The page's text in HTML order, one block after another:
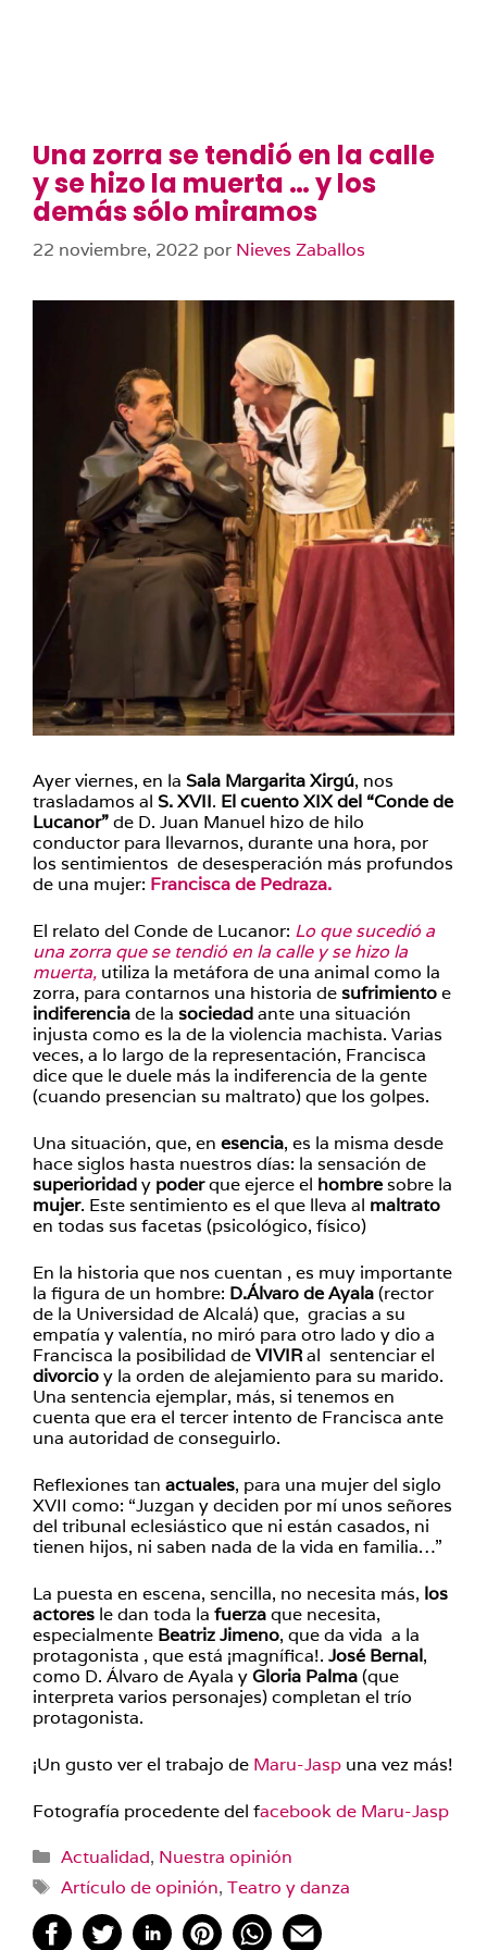
Una zorra se tendió en la calle
y se hizo la muerta … y los
demás sólo miramos
22 noviembre, 2022 por Nieves Zaballos
Ayer viernes, en la Sala Margarita Xirgú, nos
trasladamos al S. XVII. El cuento XIX del “Conde de
Lucanor”de D. Juan Manuel hizo de hilo
conductor para llevarnos, durante una hora, por
los sentimientos de desesperación más profundos
de una mujer: Francisca de Pedraza.
El relato del Conde de Lucanor: Lo que sucedió a
una zorra que se tendió en la calle y se hizo la
muerta, utiliza la metáfora de una animal como la
zorra, para contarnos una historia de sufrimientoe
indiferenciade la sociedadante una situación
injusta como es la de la violencia machista. Varias
veces, a lo largo de la representación, Francisca
dice que le duele más la indiferencia de la gente
(cuando presencian su maltrato) que los golpes.
Una situación, que, en esencia, es la misma desde
hace siglos hasta nuestros días: la sensación de
superioridady poderque ejerce el hombresobre la
mujer. Este sentimiento es el que lleva al maltrato
en todas sus facetas (psicológico, físico)
En la historia que nos cuentan , es muy importante
la figura de un hombre: D.Álvaro de Ayala(rector
de la Universidad de Alcalá) que, gracias a su
empatía y valentía, no miró para otro lado y dio a
Francisca la posibilidad deVIVIRal sentenciar el
divorcioy la orden de alejamiento para su marido.
Una sentencia ejemplar, más, si tenemos en
cuenta que era el tercer intento de Francisca ante
una autoridad de conseguirlo.
Reflexiones tan actuales, para una mujer del siglo
XVII como: “Juzgan y deciden por mí unos señores
del tribunal eclesiástico que ni están casados, ni
tienen hijos, ni saben nada de la vida en familia…”
La puesta en escena, sencilla, no necesita más, los
actores le dan toda la fuerzaque necesita,
especialmente Beatriz Jimeno, que da vida a la
protagonista , que está ¡magnífica!. José Bernal,
como D. Álvaro de Ayala y Gloria Palma(que
interpreta varios personajes) completan el trío
protagonista.
¡Un gusto ver el trabajo de Maru-Jasp una vez más!
Fotografía procedente del facebook de Maru-Jasp
Categorías
Actualidad, Nuestra opinión
Etiquetas
Artículo de opinión, Teatro y danza